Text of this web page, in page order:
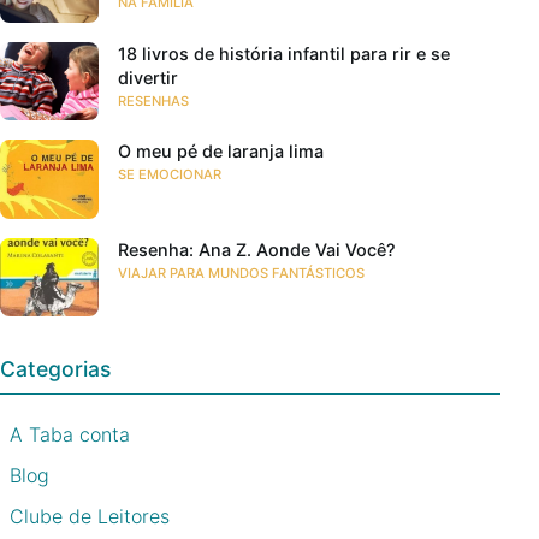
18 livros de história infantil para rir e se
divertir
RESENHAS
O meu pé de laranja lima
SE EMOCIONAR
Resenha: Ana Z. Aonde Vai Você?
VIAJAR PARA MUNDOS FANTÁSTICOS
Categorias
A Taba conta
Blog
Clube de Leitores